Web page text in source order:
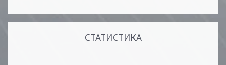
СТАТИСТИКА